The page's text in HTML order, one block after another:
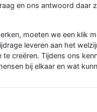
en ons antwoord daar
moeten we een klik
leveren aan het
creëren. Tijdens ons
bij elkaar en wat